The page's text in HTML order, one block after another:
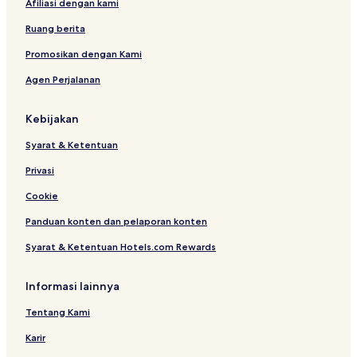
r
e
d
b
A
h
i
p
e
a
o
Afiliasi dengan kami
Ruang berita
Promosikan dengan Kami
Agen Perjalanan
Kebijakan
Syarat & Ketentuan
Privasi
Cookie
Panduan konten dan pelaporan konten
Syarat & Ketentuan Hotels.com Rewards
Informasi lainnya
Tentang Kami
Karir